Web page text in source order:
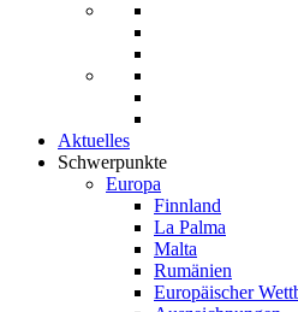
Aktuelles
Schwerpunkte
Europa
Finnland
La Palma
Malta
Rumänien
Europäischer